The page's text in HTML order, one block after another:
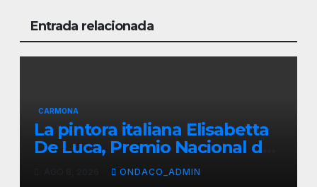
Entrada relacionada
CARMONA
La pintora italiana Elisabetta
De Luca, Premio Nacional de
Pintura «José Arpa»
ONDACO_ADMIN